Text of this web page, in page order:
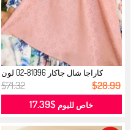
كاراجا شال جاكار 81096-02 لون
زهري...
$71.32 $28.99
خاص لليوم $17.39